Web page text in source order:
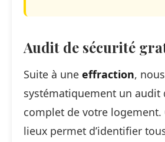
Audit de sécurité
Suite à une effraction,
systématiquement un audit
complet de votre logement.
lieux permet d’identifier